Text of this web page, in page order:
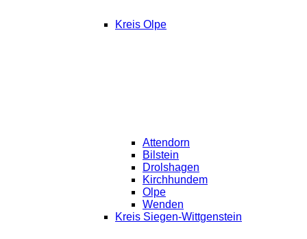
Kreis Olpe
Attendorn
Bilstein
Drolshagen
Kirchhundem
Olpe
Wenden
Kreis Siegen-Wittgenstein